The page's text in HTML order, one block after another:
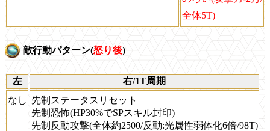
全体5T)
敵行動パターン(怒り後)
左
右/1T周期
なし 先制ステータスリセット
先制恐怖(HP30%でSPスキル封印)
先制反動攻撃(全体約2500/反動:光属性弱体化6倍/98T)